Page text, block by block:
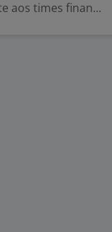
aos times finan...